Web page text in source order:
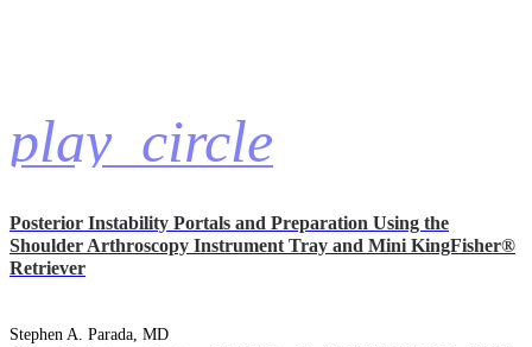
play_circle
Posterior Instability Portals and Preparation Using the
Shoulder Arthroscopy Instrument Tray and Mini KingFisher®
Retriever
Stephen A. Parada, MD